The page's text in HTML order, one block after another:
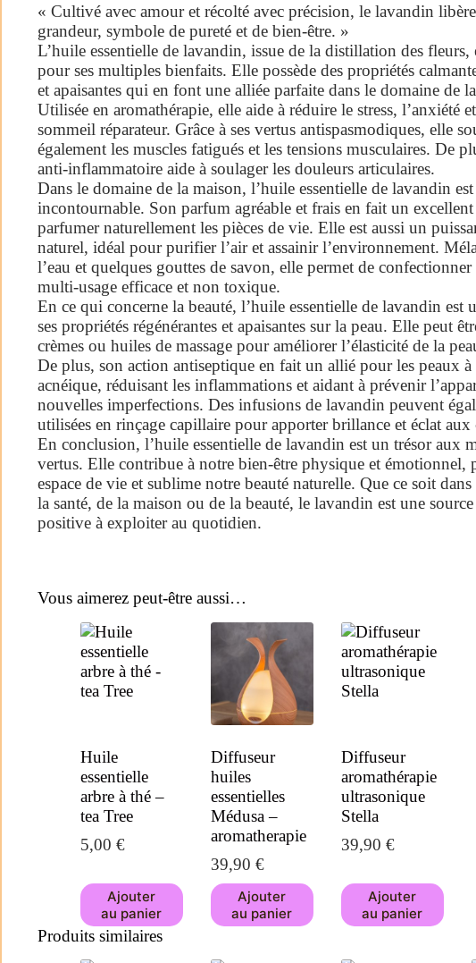
« Cultivé avec amour et récolté avec précision, le lavandin
grandeur, symbole de pureté et de bien-être. »
L’huile essentielle de lavandin, issue de la distillation des fleurs,
pour ses multiples bienfaits. Elle possède des propriétés
et apaisantes qui en font une alliée parfaite dans le domaine de
Utilisée en aromathérapie, elle aide à réduire le stress, l’anxiété
sommeil réparateur. Grâce à ses vertus antispasmodiques, elle
également les muscles fatigués et les tensions musculaires. De
anti-inflammatoire aide à soulager les douleurs articulaires.
Dans le domaine de la maison, l’huile essentielle de lavandin
incontournable. Son parfum agréable et frais en fait un
parfumer naturellement les pièces de vie. Elle est aussi un
naturel, idéal pour purifier l’air et assainir l’environnement.
l’eau et quelques gouttes de savon, elle permet de
multi-usage efficace et non toxique.
En ce qui concerne la beauté, l’huile essentielle de lavandin est
ses propriétés régénérantes et apaisantes sur la peau. Elle peut
crèmes ou huiles de massage pour améliorer l’élasticité de la
De plus, son action antiseptique en fait un allié pour les peaux à
acnéique, réduisant les inflammations et aidant à prévenir
nouvelles imperfections. Des infusions de lavandin peuvent
utilisées en rinçage capillaire pour apporter brillance et éclat aux
En conclusion, l’huile essentielle de lavandin est un trésor aux
vertus. Elle contribue à notre bien-être physique et émotionnel,
espace de vie et sublime notre beauté naturelle. Que ce soit
la santé, de la maison ou de la beauté, le lavandin est une source
positive à exploiter au quotidien.
Vous aimerez peut-être aussi…
Huile
essentielle
arbre à thé –
tea Tree
5,00 €
Ajouter
au panier
Diffuseur
huiles
essentielles
Médusa –
aromatherapie
39,90 €
Ajouter
au panier
Diffuseur
aromathérapie
ultrasonique
Stella
39,90 €
Ajouter
au panier
Produits similaires